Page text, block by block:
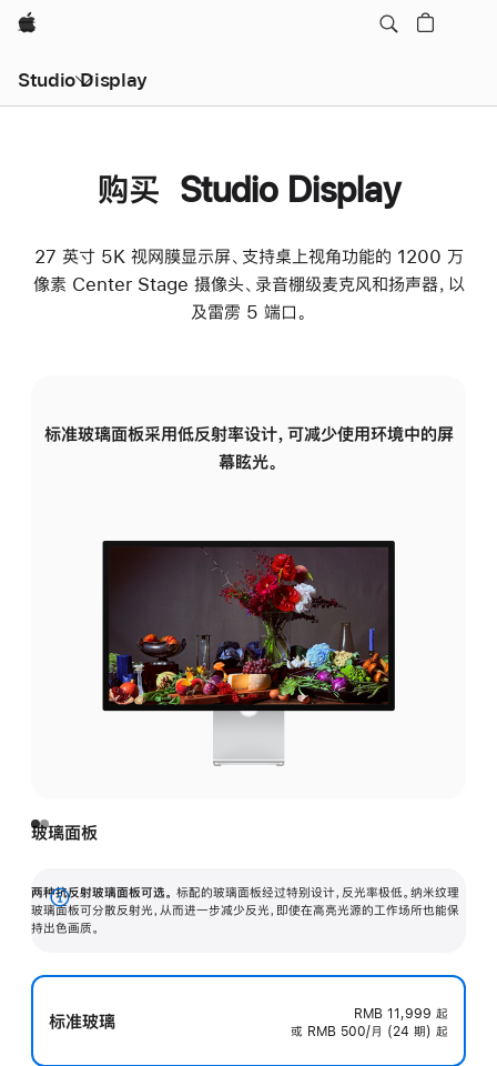
Apple
Studio Display
购买 Studio Display
27 英寸 5K 视网膜显示屏、支持桌上视角功能的 1200 万
像素 Center Stage 摄像头、录音棚级麦克风和扬声器，以
及雷雳 5 端口。
标准玻璃面板采用低反射率设计，可减少使用环境中的屏
幕眩光。
玻璃面板
两种抗反射玻璃面板可选。 标配的玻璃面板经过特别设计，反光率极低。纳米纹理
玻璃面板可分散反射光，从而进一步减少反光，即使在高亮光源的工作场所也能保
持出色画质。
展
开
标准玻璃 RMB 11,999 起
或 RMB 500/月 (24 期) 起